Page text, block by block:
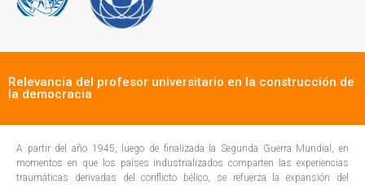
Relevancia del profesor universitario en la construcción de
la democracia
A partir del año 1945, luego de finalizada la Segunda Guerra Mundial, en
momentos en que los países industrializados comparten las experiencias
traumáticas derivadas del conflicto bélico, se refuerza la expansión del